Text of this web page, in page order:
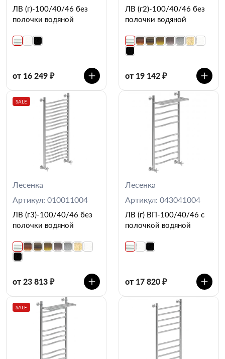
ЛВ (г)-100/40/46 без
полочки водяной
от 16 249 ₽
ЛВ (г2)-100/40/46 без
полочки водяной
от 19 142 ₽
SALE
Лесенка
Артикул: 010011004
ЛВ (г3)-100/40/46 без
полочки водяной
от 23 813 ₽
Лесенка
Артикул: 043041004
ЛВ (г) ВП-100/40/46 с
полочкой водяной
от 17 820 ₽
SALE